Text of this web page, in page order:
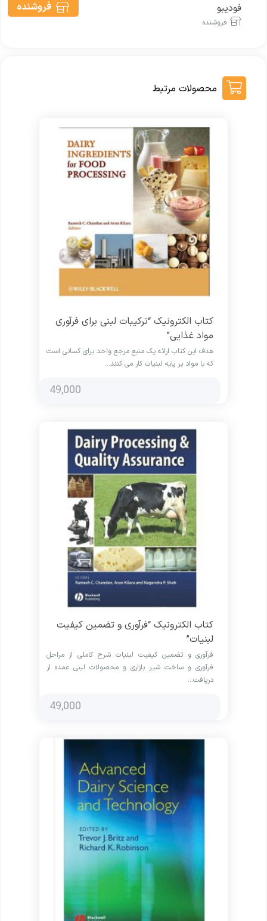
فروشنده فودیبو
فروشنده
محصولات مرتبط
کتاب الکترونیک “ترکیبات لبنی برای فرآوری
مواد غذایی”
هدف این کتاب ارائه یک منبع مرجع واحد برای کسانی است
که با مواد بر پایه لبنیات کار می کنند…
49,000
کتاب الکترونیک “فرآوری و تضمین کیفیت
لبنیات”
فرآوری و تضمین کیفیت لبنیات شرح کاملی از مراحل
فرآوری و ساخت شیر ​​بازاری و محصولات لبنی عمده از
دریافت…
49,000